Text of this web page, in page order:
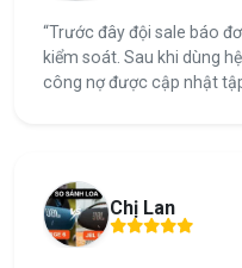
“Trước đây đội sale báo
kiểm soát. Sau khi dùng
công nợ được cập nhật
Chị Lan